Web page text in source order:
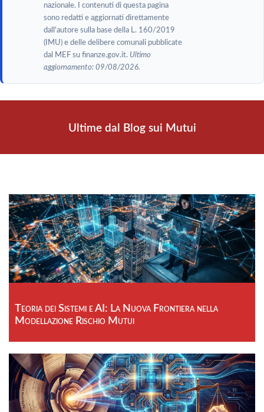
nazionale. I contenuti di questa pagina
sono redatti e aggiornati direttamente
dall'autore sulla base della L. 160/2019
(IMU) e delle delibere comunali pubblicate
dal MEF su finanze.gov.it. Ultimo
aggiornamento: 09/08/2026.
Ultime dal Blog sui Mutui
Teoria dei Sistemi e AI: La Nuova Frontiera nella
Modellazione Rischio Mutui